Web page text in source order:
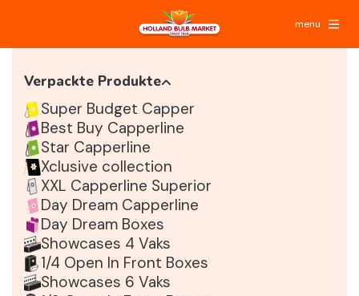
menu
Verpackte Produkte
Super Budget Capper
Best Buy Capperline
Star Capperline
Xclusive collection
XXL Capperline Superior
Day Dream Capperline
Day Dream Boxes
Showcases 4 Vaks
1/4 Open In Front Boxes
Showcases 6 Vaks